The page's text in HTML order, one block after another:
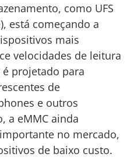
como UFS
está começando a
mais
velocidades de leitura
projetado para
de
e outros
a eMMC ainda
no mercado,
de baixo custo.